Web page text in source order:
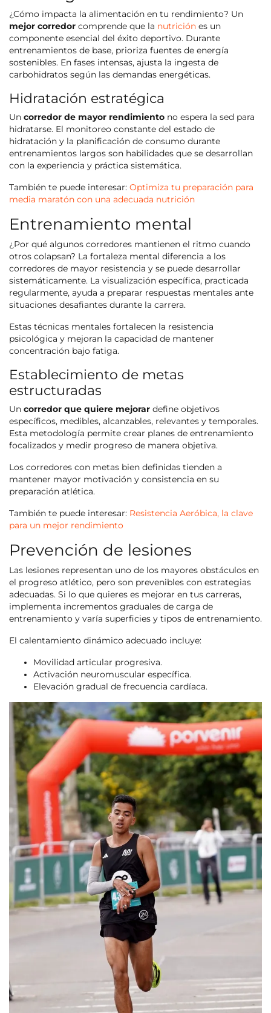
¿Cómo impacta la alimentación en tu rendimiento? Un
mejor corredor comprende que la nutrición es un
componente esencial del éxito deportivo. Durante
entrenamientos de base, prioriza fuentes de energía
sostenibles. En fases intensas, ajusta la ingesta de
carbohidratos según las demandas energéticas.
Hidratación estratégica
Un corredor de mayor rendimiento no espera la sed para
hidratarse. El monitoreo constante del estado de
hidratación y la planificación de consumo durante
entrenamientos largos son habilidades que se desarrollan
con la experiencia y práctica sistemática.
También te puede interesar: Optimiza tu preparación para
media maratón con una adecuada nutrición
Entrenamiento mental
¿Por qué algunos corredores mantienen el ritmo cuando
otros colapsan? La fortaleza mental diferencia a los
corredores de mayor resistencia y se puede desarrollar
sistemáticamente. La visualización específica, practicada
regularmente, ayuda a preparar respuestas mentales ante
situaciones desafiantes durante la carrera.
Estas técnicas mentales fortalecen la resistencia
psicológica y mejoran la capacidad de mantener
concentración bajo fatiga.
Establecimiento de metas
estructuradas
Un corredor que quiere mejorar define objetivos
específicos, medibles, alcanzables, relevantes y temporales.
Esta metodología permite crear planes de entrenamiento
focalizados y medir progreso de manera objetiva.
Los corredores con metas bien definidas tienden a
mantener mayor motivación y consistencia en su
preparación atlética.
También te puede interesar: Resistencia Aeróbica, la clave
para un mejor rendimiento
Prevención de lesiones
Las lesiones representan uno de los mayores obstáculos en
el progreso atlético, pero son prevenibles con estrategias
adecuadas. Si lo que quieres es mejorar en tus carreras,
implementa incrementos graduales de carga de
entrenamiento y varía superficies y tipos de entrenamiento.
El calentamiento dinámico adecuado incluye:
Movilidad articular progresiva.
Activación neuromuscular específica.
Elevación gradual de frecuencia cardíaca.